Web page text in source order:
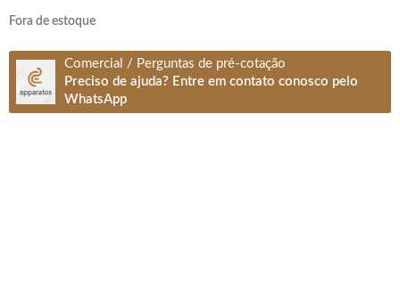
Fora de estoque
Comercial / Perguntas de pré-cotação
Preciso de ajuda? Entre em contato conosco pelo
WhatsApp